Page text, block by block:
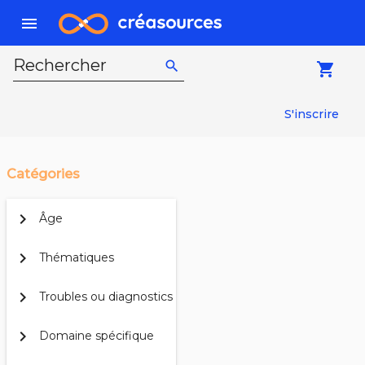
menu
Rechercher search local_grocery_store
S'inscrire
Catégories
chevron_right Âge
chevron_right Thématiques
chevron_right Troubles ou diagnostics
chevron_right Domaine spécifique